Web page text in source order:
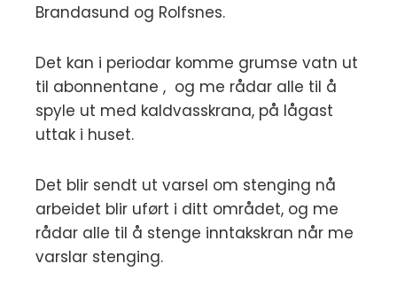
Brandasund og Rolfsnes.
Det kan i periodar komme grumse vatn ut
til abonnentane , og me rådar alle til å
spyle ut med kaldvasskrana, på lågast
uttak i huset.
Det blir sendt ut varsel om stenging nå
arbeidet blir uført i ditt området, og me
rådar alle til å stenge inntakskran når me
varslar stenging.